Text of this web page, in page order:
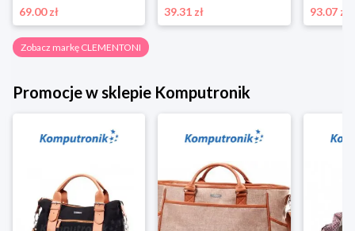
69.00 zł
39.31 zł
93.07 zł
Zobacz markę CLEMENTONI
Promocje w sklepie Komputronik